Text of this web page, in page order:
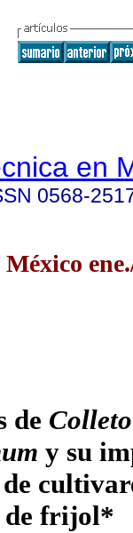
en
0568-
de
y su
de frijol*